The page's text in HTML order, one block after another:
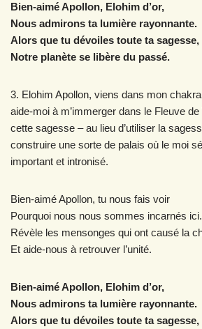
Bien-aimé Apollon, Elohim d’or,
Nous admirons ta lumière rayonnante.
Alors que tu dévoiles toute ta sagesse,
Notre planète se libère du passé.
3. Elohim Apollon, viens dans mon
aide-moi à m’immerger dans le Fleuve
cette sagesse – au lieu d’utiliser la
construire une sorte de palais où le moi
important et intronisé.
Bien-aimé Apollon, tu nous fais voir
Pourquoi nous nous sommes incarnés ici.
Révèle les mensonges qui ont causé la
Et aide-nous à retrouver l’unité.
Bien-aimé Apollon, Elohim d’or,
Nous admirons ta lumière rayonnante.
Alors que tu dévoiles toute ta sagesse,